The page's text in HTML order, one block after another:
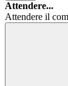
Attendere...
Attendere il